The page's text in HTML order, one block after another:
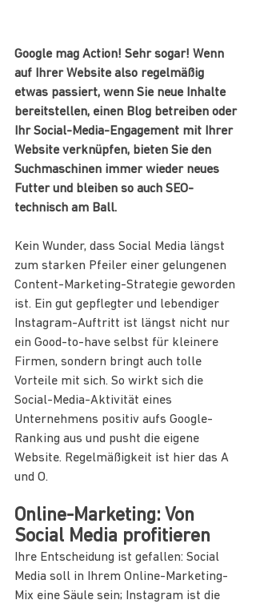
Google mag Action! Sehr sogar! Wenn
auf Ihrer Website also regelmäßig
etwas passiert, wenn Sie neue Inhalte
bereitstellen, einen Blog betreiben oder
Ihr Social-Media-Engagement mit Ihrer
Website verknüpfen, bieten Sie den
Suchmaschinen immer wieder neues
Futter und bleiben so auch SEO-
technisch am Ball.
Kein Wunder, dass Social Media längst
zum starken Pfeiler einer gelungenen
Content-Marketing-Strategie geworden
ist. Ein gut gepflegter und lebendiger
Instagram-Auftritt ist längst nicht nur
ein Good-to-have selbst für kleinere
Firmen, sondern bringt auch tolle
Vorteile mit sich. So wirkt sich die
Social-Media-Aktivität eines
Unternehmens positiv aufs Google-
Ranking aus und pusht die eigene
Website. Regelmäßigkeit ist hier das A
und O.
Online-Marketing: Von
Social Media profitieren
Ihre Entscheidung ist gefallen: Social
Media soll in Ihrem Online-Marketing-
Mix eine Säule sein; Instagram ist die